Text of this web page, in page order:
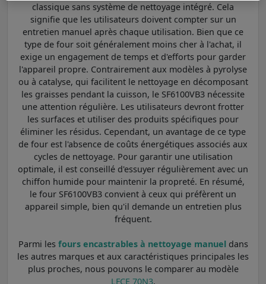
classique sans système de nettoyage intégré. Cela
signifie que les utilisateurs doivent compter sur un
entretien manuel après chaque utilisation. Bien que ce
type de four soit généralement moins cher à l'achat, il
exige un engagement de temps et d'efforts pour garder
l'appareil propre. Contrairement aux modèles à pyrolyse
ou à catalyse, qui facilitent le nettoyage en décomposant
les graisses pendant la cuisson, le SF6100VB3 nécessite
une attention régulière. Les utilisateurs devront frotter
les surfaces et utiliser des produits spécifiques pour
éliminer les résidus. Cependant, un avantage de ce type
de four est l'absence de coûts énergétiques associés aux
cycles de nettoyage. Pour garantir une utilisation
optimale, il est conseillé d'essuyer régulièrement avec un
chiffon humide pour maintenir la propreté. En résumé,
le four SF6100VB3 convient à ceux qui préfèrent un
appareil simple, bien qu'il demande un entretien plus
fréquent.
Parmi les fours encastrables à nettoyage manueldans
les autres marques et aux caractéristiques principales les
plus proches, nous pouvons le comparer au modèle
LFCE 70N3.